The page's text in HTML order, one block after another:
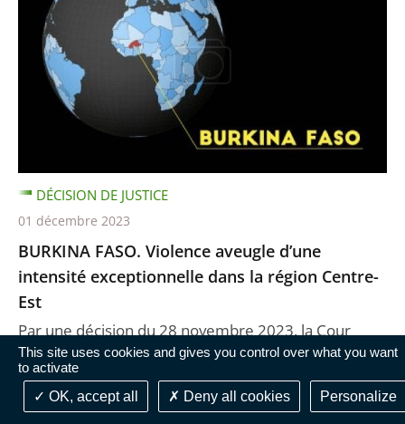
This site uses cookies and gives you control over what you want
to activate
OK, accept all
Deny all cookies Personalize
BURKINA FASO. Violence aveugle d’une
intensité exceptionnelle dans la région Centre-
Est
Par une décision du 28 novembre 2023, la Cour
nationale du droit d’asile (CNDA) accorde l’asile à un
ressortissant burkinabé originaire de la régi ...
DÉCISION DE JUSTICE
01 décembre 2023